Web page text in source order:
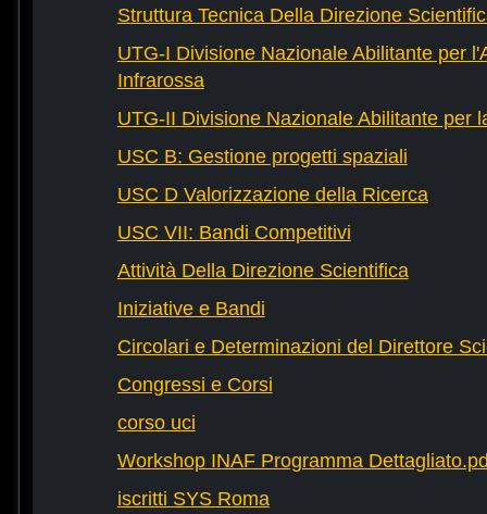
Struttura Tecnica Della Direzione
UTG-I Divisione Nazionale Abilitante per
Infrarossa
UTG-II Divisione Nazionale Abilitante per
USC B: Gestione progetti spaziali
USC D Valorizzazione della Ricerca
USC VII: Bandi Competitivi
Attività Della Direzione Scientifica
Iniziative e Bandi
Circolari e Determinazioni del Direttore
Congressi e Corsi
corso uci
Workshop INAF Programma
iscritti SYS Roma